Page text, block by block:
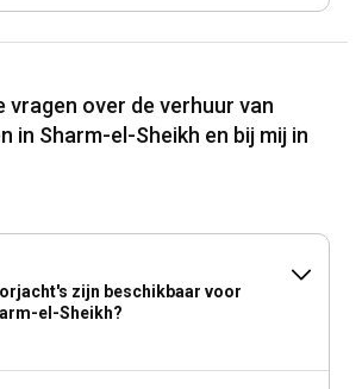
vragen over de verhuur van
in Sharm-el-Sheikh en bij mij in
zijn beschikbaar voor
el-Sheikh?